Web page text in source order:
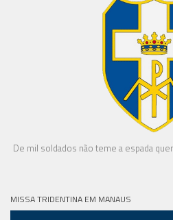
De mil soldados não teme a espada
MISSA TRIDENTINA EM MANAUS